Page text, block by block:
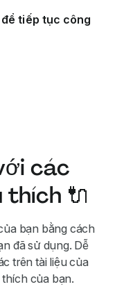
tiếp tục công
các
thích 🔌
bạn bằng cách
đã sử dụng. Dễ
trên tài liệu của
của bạn.